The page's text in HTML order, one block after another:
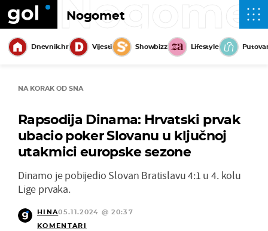
Nogomet
Dnevnik.hr Vijesti Showbizz Lifestyle
NA KORAK OD SNA
Rapsodija Dinama: Hrvatski prvak
ubacio poker Slovanu u ključnoj
utakmici europske sezone
Dinamo je pobijedio Slovan Bratislavu 4:1 u 4. kolu
Lige prvaka.
HINA05.11.2024 @ 20:37
KOMENTARI